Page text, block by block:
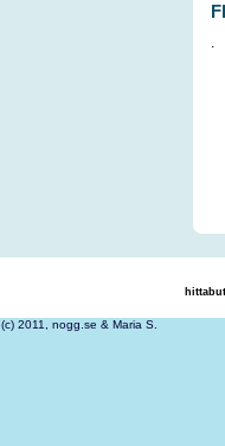
.
(c) 2011, nogg.se &